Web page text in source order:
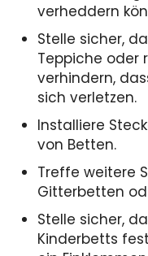
verheddern
Stelle sicher,
Teppiche oder
verhindern,
sich verletzen.
Installiere
von Betten.
Treffe weitere
Gitterbetten
Stelle sicher,
Kinderbetts